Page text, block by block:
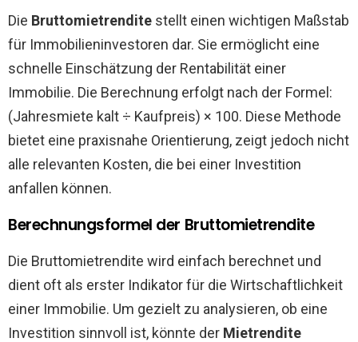
Die Bruttomietrendite stellt einen wichtigen Maßstab
für Immobilieninvestoren dar. Sie ermöglicht eine
schnelle Einschätzung der Rentabilität einer
Immobilie. Die Berechnung erfolgt nach der Formel:
(Jahresmiete kalt ÷ Kaufpreis) × 100. Diese Methode
bietet eine praxisnahe Orientierung, zeigt jedoch nicht
alle relevanten Kosten, die bei einer Investition
anfallen können.
Berechnungsformel der Bruttomietrendite
Die Bruttomietrendite wird einfach berechnet und
dient oft als erster Indikator für die Wirtschaftlichkeit
einer Immobilie. Um gezielt zu analysieren, ob eine
Investition sinnvoll ist, könnte der Mietrendite